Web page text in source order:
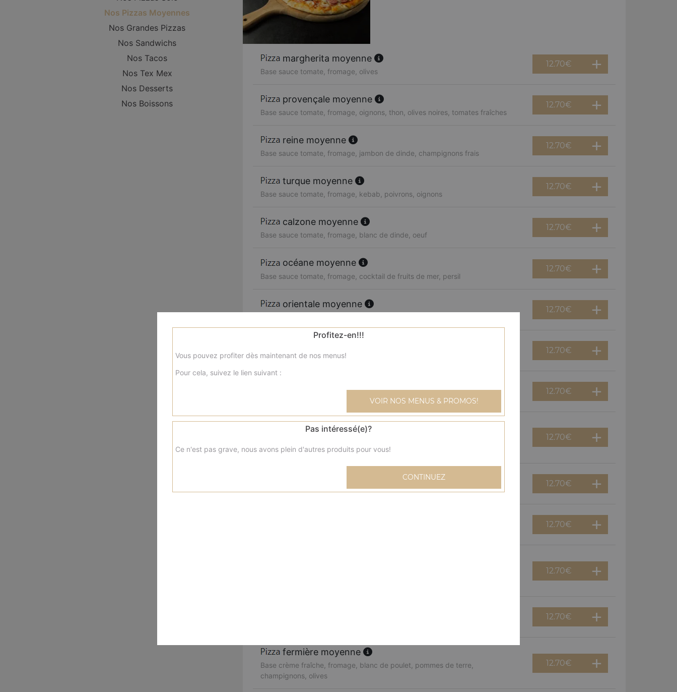
Nos Pizzas Moyennes
Nos Grandes Pizzas
Nos Sandwichs
Nos Tacos
Nos Tex Mex
Nos Desserts
Nos Boissons
margherita moyenne
Base sauce tomate, fromage, olives
12.70€
provençale moyenne
Base sauce tomate, fromage, oignons, thon, olives noires, tomates fraîches
12.70€
reine moyenne
Base sauce tomate, fromage, jambon de dinde, champignons frais
12.70€
turque moyenne
Base sauce tomate, fromage, kebab, poivrons, oignons
12.70€
calzone moyenne
Base sauce tomate, fromage, blanc de dinde, oeuf
12.70€
océane moyenne
Base sauce tomate, fromage, cocktail de fruits de mer, persil
12.70€
orientale moyenne
12.70€
Base sauce tomate, fromage, viande hachée, boursin, oignons
12.70€
Base sauce tomate, fromage, reblochon, chèvre, parmesan
12.70€
texane moyenne
frais, olives
12.70€
Base sauce tomate, fromage, blanc de poulet, oignons, merguez, olives
12.70€
12.70€
12.70€
12.70€
fermière moyenne
Base crème fraîche, fromage, blanc de poulet, pommes de terre,
champignons, olives
12.70€
Profitez-en!!!
Vous pouvez profiter dès maintenant de nos menus!
Pour cela, suivez le lien suivant :
VOIR NOS MENUS & PROMOS!
Pas intéressé(e)?
Ce n'est pas grave, nous avons plein d'autres produits pour vous!
CONTINUEZ